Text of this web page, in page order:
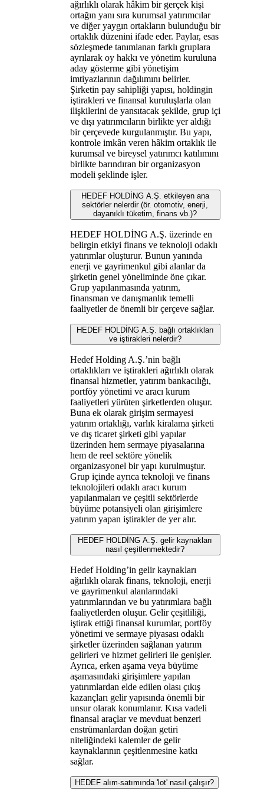
ağırlıklı olarak hâkim bir gerçek kişi
ortağın yanı sıra kurumsal yatırımcılar
ve diğer yaygın ortakların bulunduğu bir
ortaklık düzenini ifade eder. Paylar, esas
sözleşmede tanımlanan farklı gruplara
ayrılarak oy hakkı ve yönetim kuruluna
aday gösterme gibi yönetişim
imtiyazlarının dağılımını belirler.
Şirketin pay sahipliği yapısı, holdingin
iştirakleri ve finansal kuruluşlarla olan
ilişkilerini de yansıtacak şekilde, grup içi
ve dışı yatırımcıların birlikte yer aldığı
bir çerçevede kurgulanmıştır. Bu yapı,
kontrole imkân veren hâkim ortaklık ile
kurumsal ve bireysel yatırımcı katılımını
birlikte barındıran bir organizasyon
modeli şeklinde işler.
HEDEF HOLDİNG A.Ş. etkileyen ana
sektörler nelerdir (ör. otomotiv, enerji,
dayanıklı tüketim, finans vb.)?
HEDEF HOLDİNG A.Ş. üzerinde en
belirgin etkiyi finans ve teknoloji odaklı
yatırımlar oluşturur. Bunun yanında
enerji ve gayrimenkul gibi alanlar da
şirketin genel yöneliminde öne çıkar.
Grup yapılanmasında yatırım,
finansman ve danışmanlık temelli
faaliyetler de önemli bir çerçeve sağlar.
HEDEF HOLDİNG A.Ş. bağlı ortaklıkları
ve iştirakleri nelerdir?
Hedef Holding A.Ş.’nin bağlı
ortaklıkları ve iştirakleri ağırlıklı olarak
finansal hizmetler, yatırım bankacılığı,
portföy yönetimi ve aracı kurum
faaliyetleri yürüten şirketlerden oluşur.
Buna ek olarak girişim sermayesi
yatırım ortaklığı, varlık kiralama şirketi
ve dış ticaret şirketi gibi yapılar
üzerinden hem sermaye piyasalarına
hem de reel sektöre yönelik
organizasyonel bir yapı kurulmuştur.
Grup içinde ayrıca teknoloji ve finans
teknolojileri odaklı aracı kurum
yapılanmaları ve çeşitli sektörlerde
büyüme potansiyeli olan girişimlere
yatırım yapan iştirakler de yer alır.
HEDEF HOLDİNG A.Ş. gelir kaynakları
nasıl çeşitlenmektedir?
Hedef Holding’in gelir kaynakları
ağırlıklı olarak finans, teknoloji, enerji
ve gayrimenkul alanlarındaki
yatırımlarından ve bu yatırımlara bağlı
faaliyetlerden oluşur. Gelir çeşitliliği,
iştirak ettiği finansal kurumlar, portföy
yönetimi ve sermaye piyasası odaklı
şirketler üzerinden sağlanan yatırım
gelirleri ve hizmet gelirleri ile genişler.
Ayrıca, erken aşama veya büyüme
aşamasındaki girişimlere yapılan
yatırımlardan elde edilen olası çıkış
kazançları gelir yapısında önemli bir
unsur olarak konumlanır. Kısa vadeli
finansal araçlar ve mevduat benzeri
enstrümanlardan doğan getiri
niteliğindeki kalemler de gelir
kaynaklarının çeşitlenmesine katkı
sağlar.
HEDEF alım-satımında 'lot' nasıl çalışır?